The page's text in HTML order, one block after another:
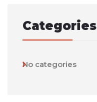
Categories
No categories